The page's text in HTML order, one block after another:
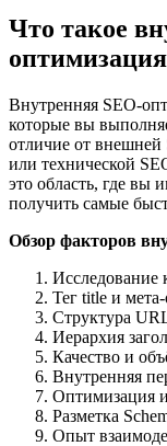
Что такое
Внутренняя SEO-
которые вы
отличие от
или технической
это область, где вы
получить самые
Обзор факторов
Исследование
Тег title и
Структура
Иерархия
Качество и
Внутренняя
Оптимизация
Разметка
Опыт